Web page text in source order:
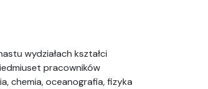
wydziałach kształci
pracowników
chemia, oceanografia, fizyka